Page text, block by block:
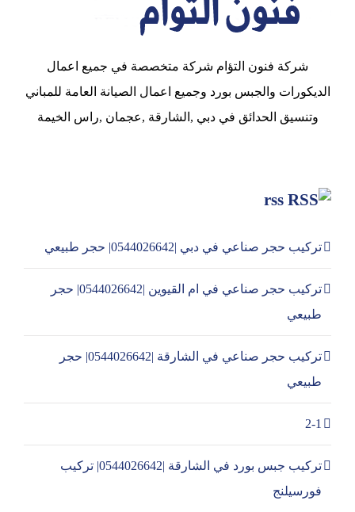
شركة فنون التؤام شركة متخصصة في جميع اعمال
الديكورات والجبس بورد وجميع اعمال الصيانة العامة للمباني
وتنسيق الحدائق في دبي ,الشارقة ,عجمان ,راس الخيمة
rss
تركيب حجر صناعي في دبي |0544026642| حجر طبيعي
تركيب حجر صناعي في ام القيوين |0544026642| حجر
طبيعي
تركيب حجر صناعي في الشارقة |0544026642| حجر
طبيعي
2-1
تركيب جبس بورد في الشارقة |0544026642| تركيب
فورسيلنج